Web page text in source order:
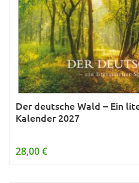
Der deutsche Wald – Ein
Kalender 2027
28,00 €